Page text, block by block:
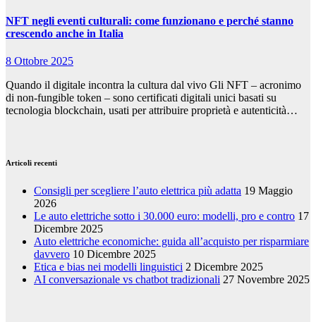
NFT negli eventi culturali: come funzionano e perché stanno
crescendo anche in Italia
8 Ottobre 2025
Quando il digitale incontra la cultura dal vivo Gli NFT – acronimo
di non-fungible token – sono certificati digitali unici basati su
tecnologia blockchain, usati per attribuire proprietà e autenticità…
Articoli recenti
Consigli per scegliere l’auto elettrica più adatta 19 Maggio
2026
Le auto elettriche sotto i 30.000 euro: modelli, pro e contro 17
Dicembre 2025
Auto elettriche economiche: guida all’acquisto per risparmiare
davvero 10 Dicembre 2025
Etica e bias nei modelli linguistici 2 Dicembre 2025
AI conversazionale vs chatbot tradizionali 27 Novembre 2025